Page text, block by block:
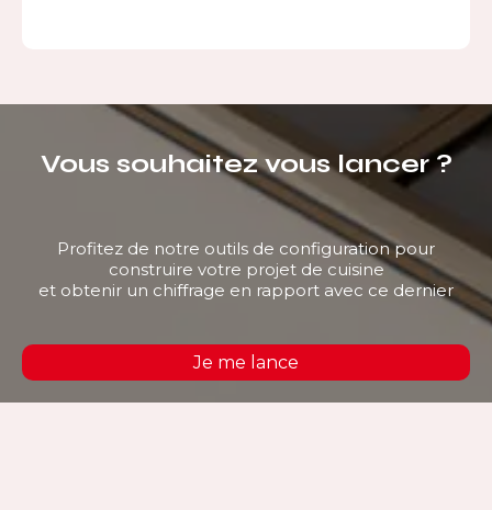
Vous souhaitez vous lancer ?
Profitez de notre outils de configuration pour
construire votre projet de cuisine
et obtenir un chiffrage en rapport avec ce dernier
Je me lance